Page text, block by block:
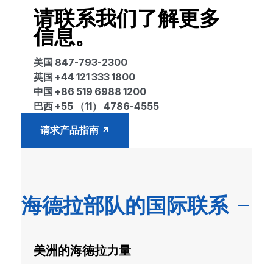
请联系我们了解更多
信息。
美国 847-793-2300
英国 +44 121 333 1800
中国 +86 519 6988 1200
巴西 +55 （11） 4786-4555
请求产品指南
海德拉部队的国际联系
美洲的海德拉力量